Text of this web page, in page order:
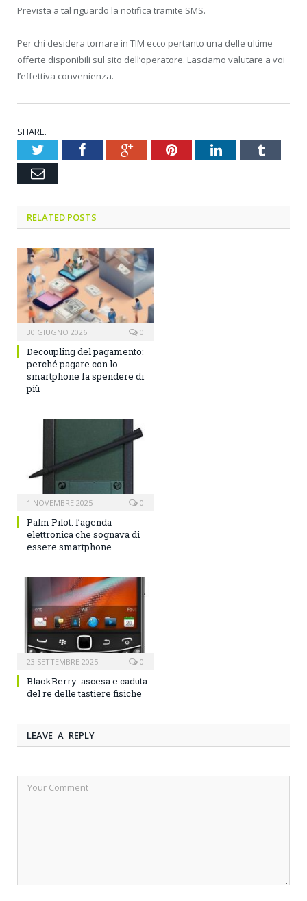
Prevista a tal riguardo la notifica tramite SMS.
Per chi desidera tornare in TIM ecco pertanto una delle ultime
offerte disponibili sul sito dell’operatore. Lasciamo valutare a voi
l’effettiva convenienza.
SHARE.
TwitterFacebookGoogle+PinterestLinkedInTumblr
Email
RELATED POSTS
30 GIUGNO 2026 0
Decoupling del pagamento:
perché pagare con lo
smartphone fa spendere di
più
1 NOVEMBRE 2025 0
Palm Pilot: l’agenda
elettronica che sognava di
essere smartphone
23 SETTEMBRE 2025 0
BlackBerry: ascesa e caduta
del re delle tastiere fisiche
LEAVE A REPLY